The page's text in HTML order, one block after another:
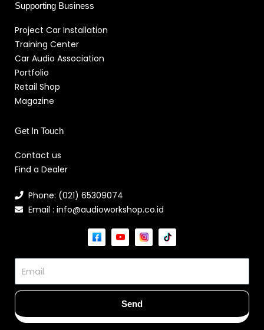
Supporting Business
Project Car Installation
Training Center
Car Audio Association
Portfolio
Retail Shop
Magazine
Get In Touch
Contact us
Find a Dealer
Phone: (021) 65309074
Email : info@audioworkshop.co.id
Send